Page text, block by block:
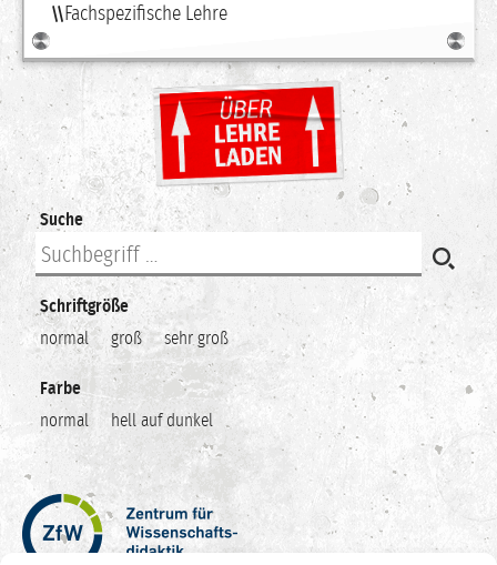
Fachspezifische Lehre
Suche
Schriftgröße
normal
groß sehr groß
Farbe
normal
hell auf dunkel
Zentrum
für
Wissenschaftsdidaktik